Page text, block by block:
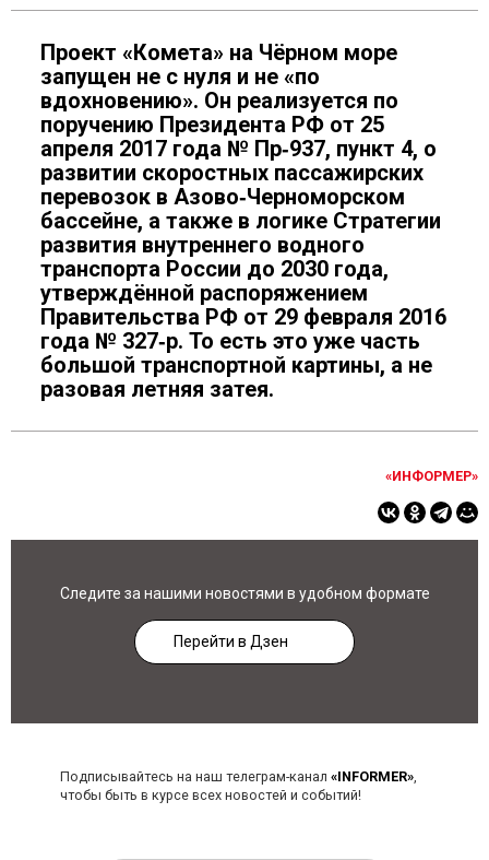
Проект «Комета» на Чёрном море
запущен не с нуля и не «по
вдохновению». Он реализуется по
поручению Президента РФ от 25
апреля 2017 года № Пр‑937, пункт 4, о
развитии скоростных пассажирских
перевозок в Азово‑Черноморском
бассейне, а также в логике Стратегии
развития внутреннего водного
транспорта России до 2030 года,
утверждённой распоряжением
Правительства РФ от 29 февраля 2016
года № 327‑р. То есть это уже часть
большой транспортной картины, а не
разовая летняя затея.
«ИНФОРМЕР»
Следите за нашими новостями в удобном формате
Перейти в Дзен
Подписывайтесь на наш телеграм-канал «INFORMER»,
чтобы быть в курсе всех новостей и событий!